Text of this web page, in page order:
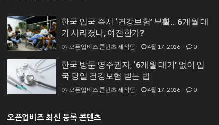
한국 입국 즉시 ‘건강보험’ 부활… 6개월 대
기 사라졌나, 여전한가?
by 오픈업비즈 콘텐츠 제작팀 4월 17, 2026 0
한국 방문 영주권자, ‘6개월 대기’ 없이 입
국 당일 건강보험 받는 법
by 오픈업비즈 콘텐츠 제작팀 4월 17, 2026 0
오픈업비즈 최신 등록 콘텐츠